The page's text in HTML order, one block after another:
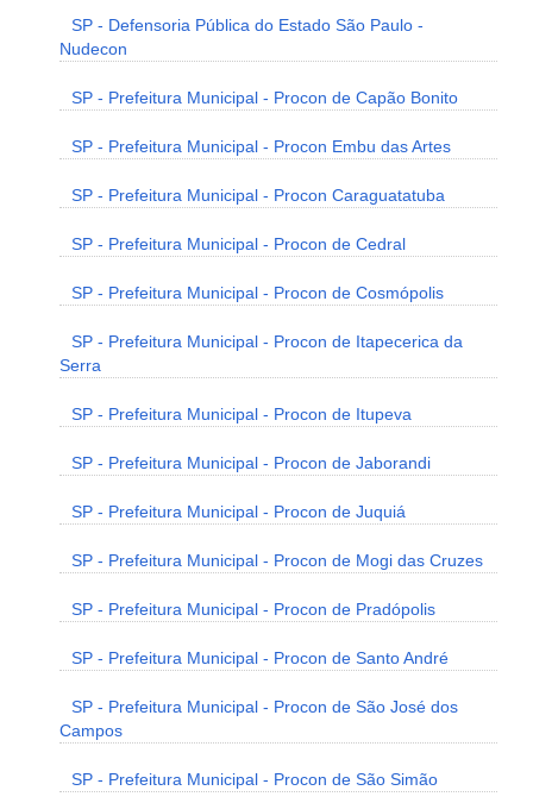
SP - Defensoria Pública do Estado São Paulo -
Nudecon
SP - Prefeitura Municipal - Procon de Capão Bonito
SP - Prefeitura Municipal - Procon Embu das Artes
SP - Prefeitura Municipal - Procon Caraguatatuba
SP - Prefeitura Municipal - Procon de Cedral
SP - Prefeitura Municipal - Procon de Cosmópolis
SP - Prefeitura Municipal - Procon de Itapecerica da
Serra
SP - Prefeitura Municipal - Procon de Itupeva
SP - Prefeitura Municipal - Procon de Jaborandi
SP - Prefeitura Municipal - Procon de Juquiá
SP - Prefeitura Municipal - Procon de Mogi das Cruzes
SP - Prefeitura Municipal - Procon de Pradópolis
SP - Prefeitura Municipal - Procon de Santo André
SP - Prefeitura Municipal - Procon de São José dos
Campos
SP - Prefeitura Municipal - Procon de São Simão